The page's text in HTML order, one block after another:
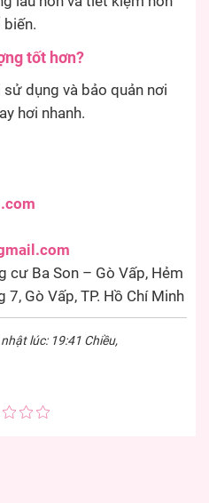
tốt hơn?
dụng và bảo quản nơi
hơi nhanh.
cư Ba Son – Gò Vấp, Hẻm
Gò Vấp, TP. Hồ Chí Minh
lúc: 19:41 Chiều,